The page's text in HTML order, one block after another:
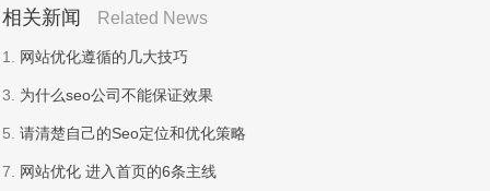
相关新闻 Related News
1. 网站优化遵循的几大技巧
3. 为什么seo公司不能保证效果
5. 请清楚自己的Seo定位和优化策略
7. 网站优化 进入首页的6条主线